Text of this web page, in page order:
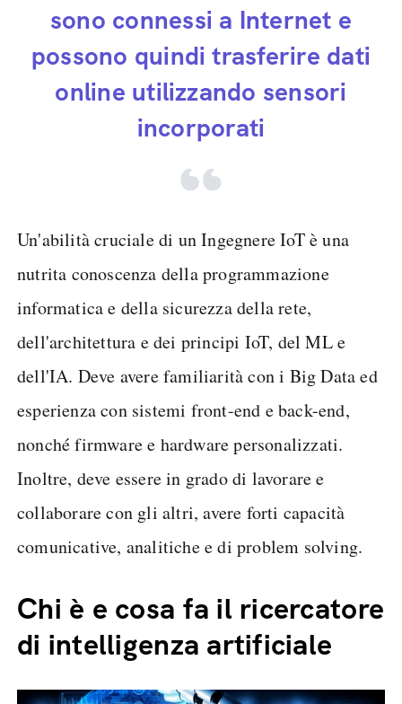
sono connessi a Internet e
possono quindi trasferire dati
online utilizzando sensori
incorporati
Un'abilità cruciale di un Ingegnere IoT è una
nutrita conoscenza della programmazione
informatica e della sicurezza della rete,
dell'architettura e dei principi IoT, del ML e
dell'IA. Deve avere familiarità con i Big Data ed
esperienza con sistemi front-end e back-end,
nonché firmware e hardware personalizzati.
Inoltre, deve essere in grado di lavorare e
collaborare con gli altri, avere forti capacità
comunicative, analitiche e di problem solving.
Chi è e cosa fa il ricercatore
di intelligenza artificiale